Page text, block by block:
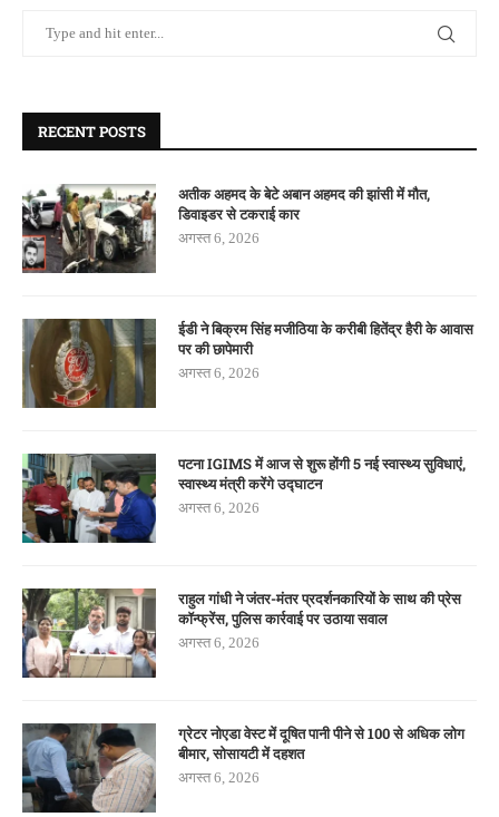
RECENT POSTS
अतीक अहमद के बेटे अबान अहमद की झांसी में मौत,
डिवाइडर से टकराई कार
अगस्त 6, 2026
ईडी ने बिक्रम सिंह मजीठिया के करीबी हितेंद्र हैरी के आवास
पर की छापेमारी
अगस्त 6, 2026
पटना IGIMS में आज से शुरू होंगी 5 नई स्वास्थ्य सुविधाएं,
स्वास्थ्य मंत्री करेंगे उद्घाटन
अगस्त 6, 2026
राहुल गांधी ने जंतर-मंतर प्रदर्शनकारियों के साथ की प्रेस
कॉन्फ्रेंस, पुलिस कार्रवाई पर उठाया सवाल
अगस्त 6, 2026
ग्रेटर नोएडा वेस्ट में दूषित पानी पीने से 100 से अधिक लोग
बीमार, सोसायटी में दहशत
अगस्त 6, 2026